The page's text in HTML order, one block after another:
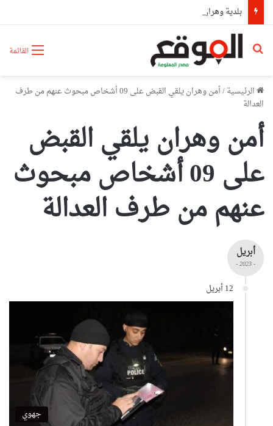
القائمة بحث عن
الرئيسية/
أمن وهران يلقي القبض على 09 أشخاص مبحوث عنهم من طرف
العدالة
أمن وهران يلقي القبض
على 09 أشخاص مبحوث
عنهم من طرف العدالة
أبريل
- 2023 -
12 أبريل
جهوي